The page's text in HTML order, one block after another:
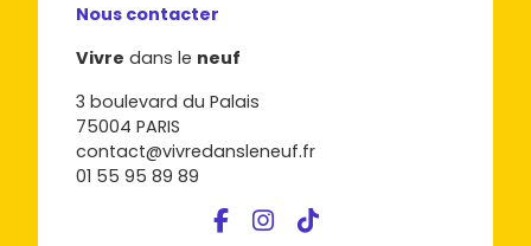
Nous contacter
Vivre dans le neuf
3 boulevard du Palais
75004 PARIS
contact@vivredansleneuf.fr
01 55 95 89 89